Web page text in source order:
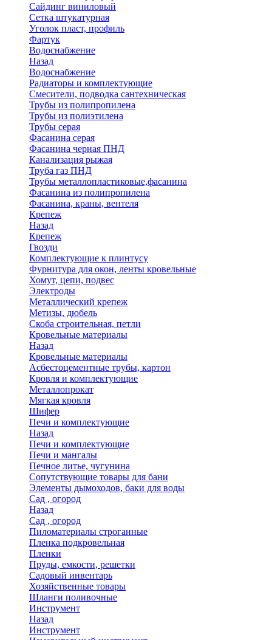
Сайдинг виниловый
Сетка штукатурная
Уголок пласт, профиль
Фартук
Водоснабжение
Назад
Водоснабжение
Радиаторы и комплектующие
Смесители, подводка сантехническая
Трубы из полипропилена
Трубы из полиэтилена
Трубы серая
Фасанина серая
Фасанина черная ПНД
Канализация рыжая
Труба газ ПНД
Трубы металлопластиковые,фасанина
Фасанина из полипропилена
Фасанина, краны, вентеля
Крепеж
Назад
Крепеж
Гвозди
Комплектующие к плинтусу
Фурнитура для окон, ленты кровельные
Хомут, цепи, подвес
Электроды
Металлический крепеж
Метизы, дюбель
Скоба строительная, петли
Кровельные материалы
Назад
Кровельные материалы
Асбестоцементные трубы, картон
Кровля и комплектующие
Металлопрокат
Мягкая кровля
Шифер
Печи и комплектующие
Назад
Печи и комплектующие
Печи и мангалы
Печное литье, чугунина
Сопутствующие товары для бани
Элементы дымоходов, баки для воды
Сад , огород
Назад
Сад , огород
Пиломатериалы строганные
Пленка подкровельная
Пленки
Пруды, емкости, решетки
Садовый инвентарь
Хозяйственные товары
Шланги поливочные
Инструмент
Назад
Инструмент